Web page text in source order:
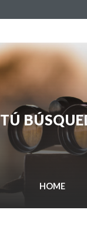
TÚ
HOME